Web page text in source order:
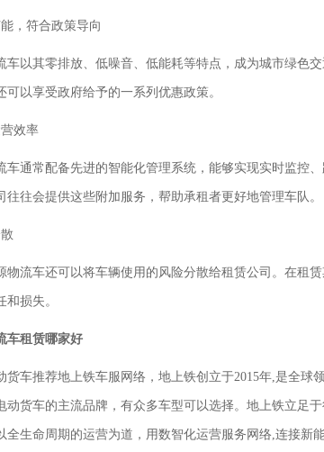
，符合政策导向
车以其零排放、低噪音、低能耗等特点，成为城市绿色
可以享受政府给予的一系列优惠政策。
效率
车通常配备先进的智能化管理系统，能够实现实时监控
往往会提供这些附加服务，帮助承租者更好地管理车队。
物流车还可以将车辆使用的风险分散给租赁公司。在租
和损失。
车租赁哪家好
货车推荐地上铁车服网络，地上铁创立于2015年,是全球
动货车的主流品牌，有众多车型可以选择。地上铁立足
全生命周期的运营为道，用数智化运营服务网络 ,连接新